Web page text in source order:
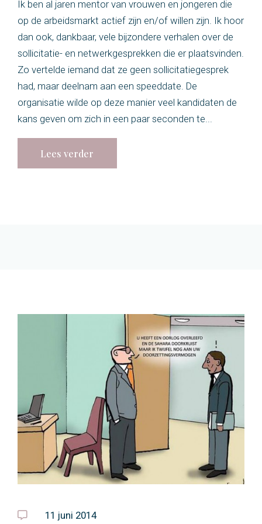
Ik ben al jaren mentor van vrouwen en jongeren die
op de arbeidsmarkt actief zijn en/of willen zijn. Ik hoor
dan ook, dankbaar, vele bijzondere verhalen over de
sollicitatie- en netwerkgesprekken die er plaatsvinden.
Zo vertelde iemand dat ze geen sollicitatiegesprek
had, maar deelnam aan een speeddate. De
organisatie wilde op deze manier veel kandidaten de
kans geven om zich in een paar seconden te...
Lees verder
11 juni 2014